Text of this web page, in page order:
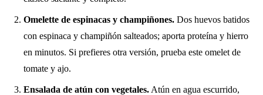
Omelette de espinacas y champiñones. Dos huevos batidos
con espinaca y champiñón salteados; aporta proteína y hierro
en minutos. Si prefieres otra versión, prueba este omelet de
tomate y ajo.
Ensalada de atún con vegetales. Atún en agua escurrido,